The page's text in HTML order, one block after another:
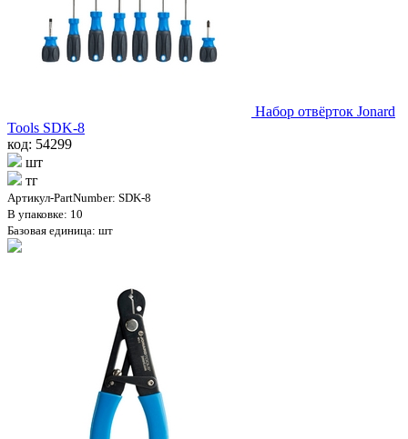
Набор отвёрток Jonard
Tools SDK-8
код: 54299
шт
тг
Артикул-PartNumber: SDK-8
В упаковке: 10
Базовая единица: шт